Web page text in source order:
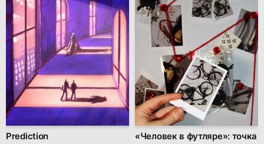
Prediction
«Человек в футляре»: точка